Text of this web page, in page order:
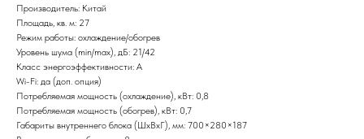
Производитель: Китай
Площадь, кв. м: 27
Режим работы: охлаждение/обогрев
Уровень шума (min/max), дБ: 21/42
Класс энергоэффективности: А
Wi-Fi: да (доп. опция)
Потребляемая мощность (охлаждение), кВт: 0,8
Потребляемая мощность (обогрев), кВт: 0,7
Габариты внутреннего блока (ШxВxГ), мм: 700×280×187